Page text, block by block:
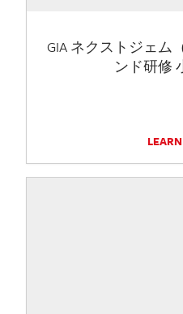
GIA ネクストジェム
ンド研修